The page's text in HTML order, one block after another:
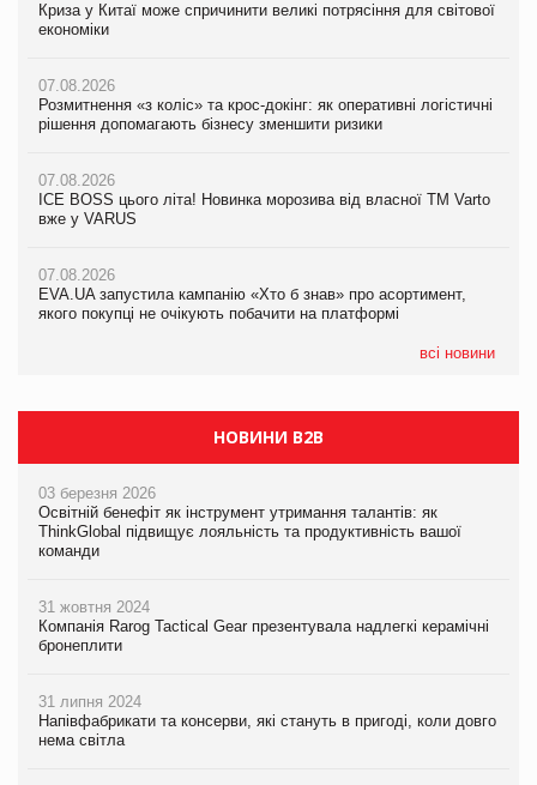
Криза у Китаї може спричинити великі потрясіння для світової
економіки
07.08.2026
Розмитнення «з коліс» та крос-докінг: як оперативні логістичні
рішення допомагають бізнесу зменшити ризики
07.08.2026
ICE BOSS цього літа! Новинка морозива від власної ТМ Varto
вже у VARUS
07.08.2026
EVA.UA запустила кампанію «Хто б знав» про асортимент,
якого покупці не очікують побачити на платформі
всі новини
07.08.2026
ICE BOSS цього літа! Новинка морозива від власної ТМ Varto
07.08.2026
EVA.UA запустила кампанію «Хто б знав» про асортимент,
06.08.2026
Смачна новинка для хвостатих: у VARUS з’явилися паучі
05.08.2026
Мережа супермаркетів VARUS купує мережу магазинів
Криза у Китаї може спричинити великі потрясіння для світової
економіки
07.08.2026
Kraft Heinz скоротила збиток у першому півріччі
Продажі Hugo Boss впали на 9%
НОВИНИ B2B
03 березня 2026
Освітній бенефіт як інструмент утримання талантів: як
ThinkGlobal підвищує лояльність та продуктивність вашої
команди
31 жовтня 2024
Компанія Rarog Tactical Gear презентувала надлегкі керамічні
бронеплити
31 липня 2024
Напівфабрикати та консерви, які стануть в пригоді, коли довго
нема світла